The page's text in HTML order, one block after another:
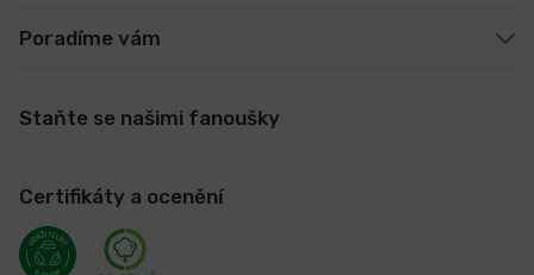
Poradíme vám
Staňte se našimi fanoušky
Certifikáty a ocenění